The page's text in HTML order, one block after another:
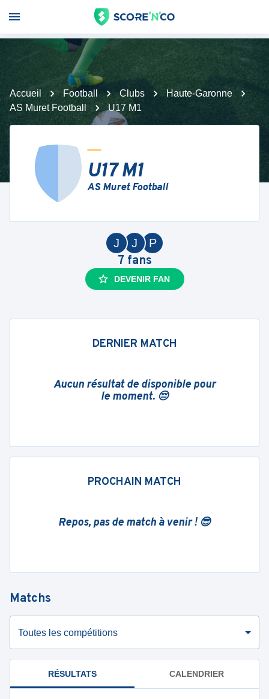
Accueil Football Clubs
Haute-Garonne
AS Muret Football
U17 M1
U17 M1
AS Muret Football
P
J
J
7 fans
DEVENIR FAN
DERNIER MATCH
Aucun résultat de disponible pour
le moment. 😔
PROCHAIN MATCH
Repos, pas de match à venir ! 😎
Matchs
Toutes les compétitions
RÉSULTATS CALENDRIER